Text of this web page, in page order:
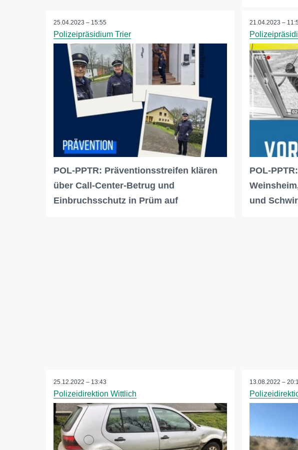
25.04.2023 – 15:55
Polizeipräsidium Trier
POL-PPTR: Präventionsstreifen klären
über Call-Center-Betrug und
Einbruchsschutz in Prüm auf
21.04.2023 –
POL-
und
25.12.2022 – 13:43
Polizeidirektion Wittlich
13.08.2022 –